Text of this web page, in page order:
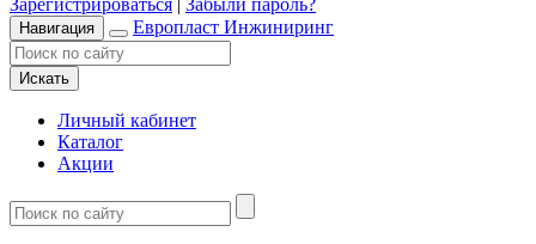
Зарегистрироваться | Забыли пароль?
Навигация Европласт Инжиниринг
Искать
Личный кабинет
Каталог
Акции